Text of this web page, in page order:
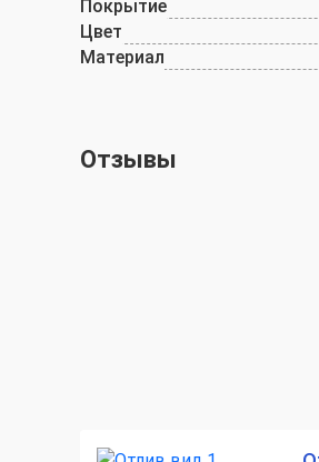
Покрытие
Цвет
Материал
Отзывы